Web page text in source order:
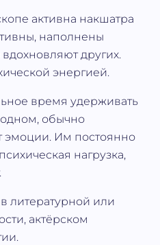
активна накшатра
наполнены
других.
энергией.
время удерживать
обычно
эмоции. Им постоянно
нагрузка,
литературной или
актёрском